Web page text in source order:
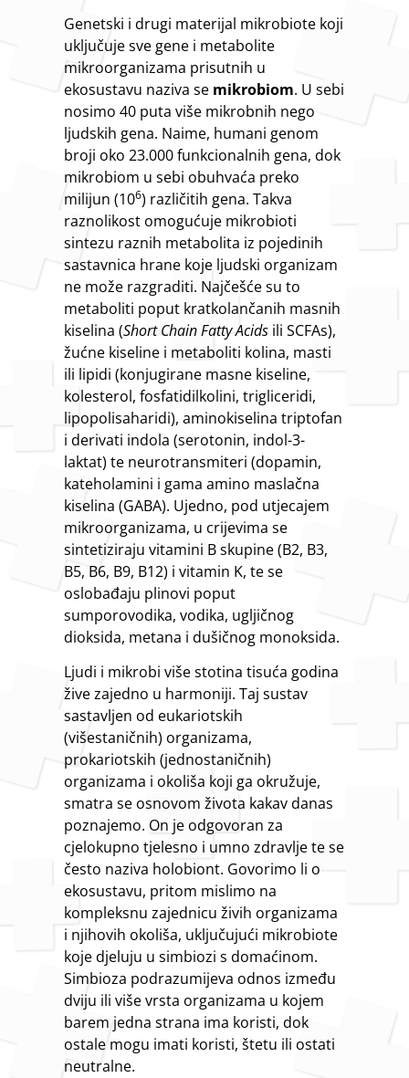
Genetski i drugi materijal mikrobiote koji
uključuje sve gene i metabolite
mikroorganizama prisutnih u
ekosustavu naziva se mikrobiom. U sebi
nosimo 40 puta više mikrobnih nego
ljudskih gena. Naime, humani genom
broji oko 23.000 funkcionalnih gena, dok
mikrobiom u sebi obuhvaća preko
milijun (106) različitih gena. Takva
raznolikost omogućuje mikrobioti
sintezu raznih metabolita iz pojedinih
sastavnica hrane koje ljudski organizam
ne može razgraditi. Najčešće su to
metaboliti poput kratkolančanih masnih
kiselina (Short Chain Fatty Acids ili SCFAs),
žućne kiseline i metaboliti kolina, masti
ili lipidi (konjugirane masne kiseline,
kolesterol, fosfatidilkolini, trigliceridi,
lipopolisaharidi), aminokiselina triptofan
i derivati indola (serotonin, indol-3-
laktat) te neurotransmiteri (dopamin,
kateholamini i gama amino maslačna
kiselina (GABA). Ujedno, pod utjecajem
mikroorganizama, u crijevima se
sintetiziraju vitamini B skupine (B2, B3,
B5, B6, B9, B12) i vitamin K, te se
oslobađaju plinovi poput
sumporovodika, vodika, ugljičnog
dioksida, metana i dušičnog monoksida.
Ljudi i mikrobi više stotina tisuća godina
žive zajedno u harmoniji. Taj sustav
sastavljen od eukariotskih
(višestaničnih) organizama,
prokariotskih (jednostaničnih)
organizama i okoliša koji ga okružuje,
smatra se osnovom života kakav danas
poznajemo. On je odgovoran za
cjelokupno tjelesno i umno zdravlje te se
često naziva holobiont. Govorimo li o
ekosustavu, pritom mislimo na
kompleksnu zajednicu živih organizama
i njihovih okoliša, uključujući mikrobiote
koje djeluju u simbiozi s domaćinom.
Simbioza podrazumijeva odnos između
dviju ili više vrsta organizama u kojem
barem jedna strana ima koristi, dok
ostale mogu imati koristi, štetu ili ostati
neutralne.